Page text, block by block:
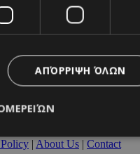
| About Us | Contact
ΑΠΌΡΡΙΨΗ ΌΛΩΝ